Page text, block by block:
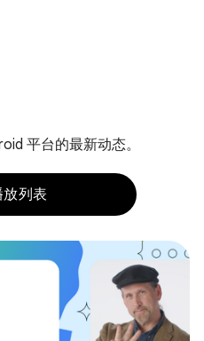
平台的最新动态。
列表